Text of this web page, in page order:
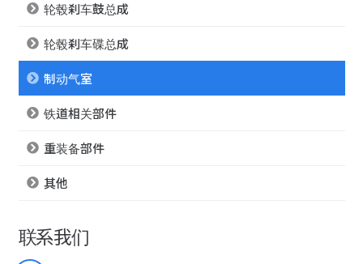
轮毂刹车鼓总成
轮毂刹车碟总成
制动气室
铁道相关部件
重装备部件
其他
联系我们